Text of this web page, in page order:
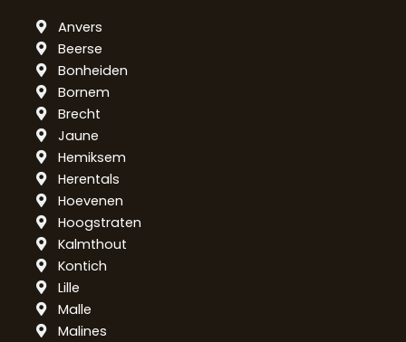
Anvers
Beerse
Bonheiden
Bornem
Brecht
Jaune
Hemiksem
Herentals
Hoevenen
Hoogstraten
Kalmthout
Kontich
Lille
Malle
Malines